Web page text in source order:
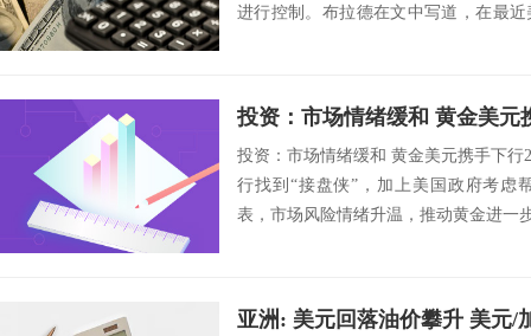
进行控制。布拉德在文中写道，在最
投资：市场情绪缓和 黄金美元
投资：市场情绪缓和 黄金美元携手下行
行找到“接盘侠”，加上美国政府考虑
表，市场风险情绪升温，推动黄金进一
亚洲: 美元回落油价攀升 美元/